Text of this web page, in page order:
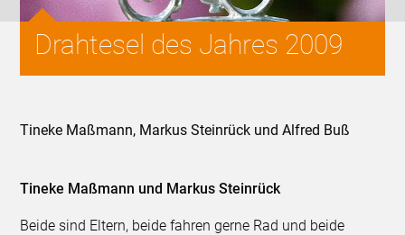
Drahtesel des Jahres 2009
Tineke Maßmann, Markus Steinrück und Alfred Buß
Tineke Maßmann und Markus Steinrück
Beide sind Eltern, beide fahren gerne Rad und beide